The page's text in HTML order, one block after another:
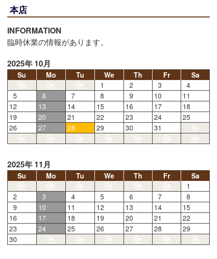
本店
INFORMATION
臨時休業の情報があります。
2025年 10月
Su Mo Tu We Th Fr
Sa
1
2 3
4
5
6 7 8 9 10
11
12
13 14 15 16 17
18
19
20 21 22 23 24
25
26
27 28 29 30 31
2025年 11月
Su Mo Tu We Th Fr
Sa
1
2
3 4 5 6 7
8
9
10 11 12 13 14
15
16
17 18 19 20 21
22
23
24 25 26 27 28
29
30